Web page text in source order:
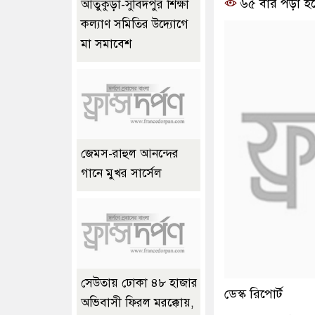
৬৫ বার পড়া
ডেস্ক রিপোর্ট
আতুকুড়া-সুবিদপুর শিক্ষা
কল্যাণ সমিতির উদ্যোগে
মা সমাবেশ
জেমস-রাহুল আনন্দের
গানে মুখর সার্সেল
সেউতায় ঢোকা ৪৮ হাজার
অভিবাসী ফিরল মরক্কোয়,